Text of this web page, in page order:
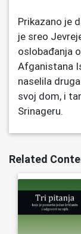
Related
Prikazano je
je sreo
oslobađanja
Afganistana
naselila
svoj dom, i
Srinageru.